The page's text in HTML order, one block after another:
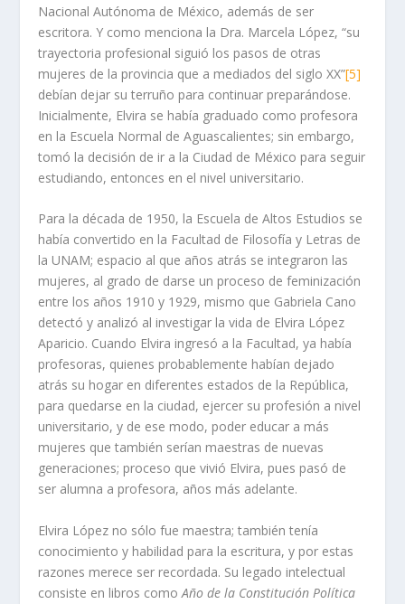
Nacional Autónoma de México, además de ser
escritora. Y como menciona la Dra. Marcela López, “su
trayectoria profesional siguió los pasos de otras
mujeres de la provincia que a mediados del siglo XX”[5]
debían dejar su terruño para continuar preparándose.
Inicialmente, Elvira se había graduado como profesora
en la Escuela Normal de Aguascalientes; sin embargo,
tomó la decisión de ir a la Ciudad de México para seguir
estudiando, entonces en el nivel universitario.
Para la década de 1950, la Escuela de Altos Estudios se
había convertido en la Facultad de Filosofía y Letras de
la UNAM; espacio al que años atrás se integraron las
mujeres, al grado de darse un proceso de feminización
entre los años 1910 y 1929, mismo que Gabriela Cano
detectó y analizó al investigar la vida de Elvira López
Aparicio. Cuando Elvira ingresó a la Facultad, ya había
profesoras, quienes probablemente habían dejado
atrás su hogar en diferentes estados de la República,
para quedarse en la ciudad, ejercer su profesión a nivel
universitario, y de ese modo, poder educar a más
mujeres que también serían maestras de nuevas
generaciones; proceso que vivió Elvira, pues pasó de
ser alumna a profesora, años más adelante.
Elvira López no sólo fue maestra; también tenía
conocimiento y habilidad para la escritura, y por estas
razones merece ser recordada. Su legado intelectual
consiste en libros comoAño de la Constitución Política